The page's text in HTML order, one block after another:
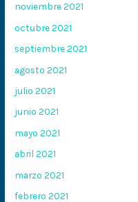
noviembre 2021
octubre 2021
septiembre 2021
agosto 2021
julio 2021
junio 2021
mayo 2021
abril 2021
marzo 2021
febrero 2021